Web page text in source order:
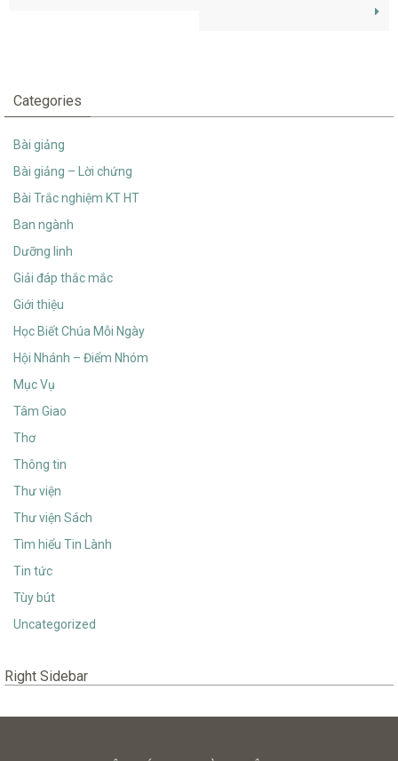
Categories
Bài giảng
Bài giảng – Lời chứng
Bài Trắc nghiệm KT HT
Ban ngành
Dưỡng linh
Giải đáp thắc mắc
Giới thiệu
Học Biết Chúa Mỗi Ngày
Hội Nhánh – Điểm Nhóm
Mục Vụ
Tâm Giao
Thơ
Thông tin
Thư viện
Thư viện Sách
Tìm hiểu Tin Lành
Tin tức
Tùy bút
Uncategorized
Right Sidebar